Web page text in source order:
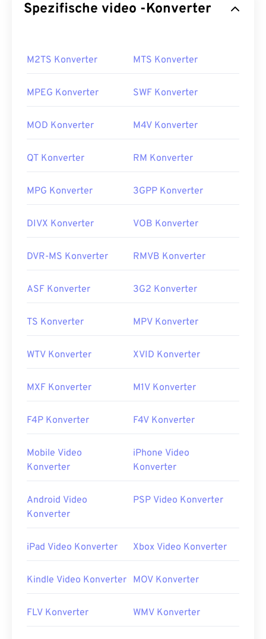
Spezifische video -Konverter
M2TS Konverter MTS Konverter
MPEG Konverter SWF Konverter
MOD Konverter M4V Konverter
QT Konverter RM Konverter
MPG Konverter 3GPP Konverter
DIVX Konverter VOB Konverter
DVR-MS Konverter RMVB Konverter
ASF Konverter 3G2 Konverter
TS Konverter MPV Konverter
WTV Konverter XVID Konverter
MXF Konverter M1V Konverter
F4P Konverter F4V Konverter
Mobile Video
Konverter
iPhone Video
Konverter
Android Video
Konverter
PSP Video Konverter
iPad Video Konverter Xbox Video Konverter
Kindle Video Konverter MOV Konverter
FLV Konverter WMV Konverter